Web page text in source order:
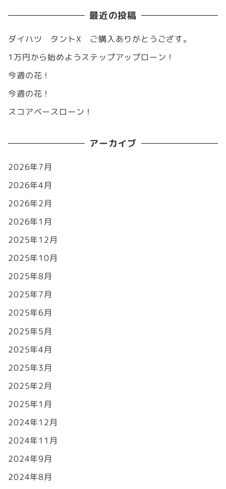
最近の投稿
ダイハツ タントX ご購入ありがとうござす。
1万円から始めようステップアップローン！
今週の花！
今週の花！
スコアベースローン！
アーカイブ
2026年7月
2026年4月
2026年2月
2026年1月
2025年12月
2025年10月
2025年8月
2025年7月
2025年6月
2025年5月
2025年4月
2025年3月
2025年2月
2025年1月
2024年12月
2024年11月
2024年9月
2024年8月